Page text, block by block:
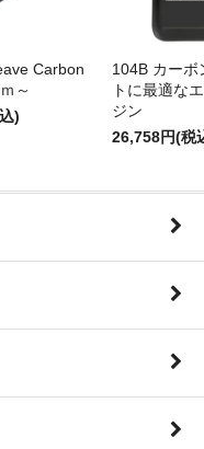
Carbon
～
)
104B カーボ
トに最適な
ジン
26,758円(税